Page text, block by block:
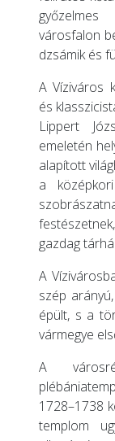
városfalon
dzsámik és
A Víziváros
és
Lippert
emeletén
alapított
a
gazdag
A
szép
épült, s a
vármegye
A
1728–1738
templom